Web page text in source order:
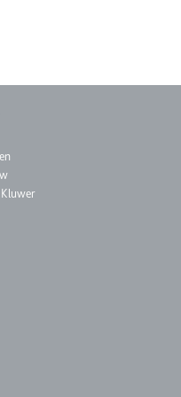
um die Interaktion der
die Implementierung und